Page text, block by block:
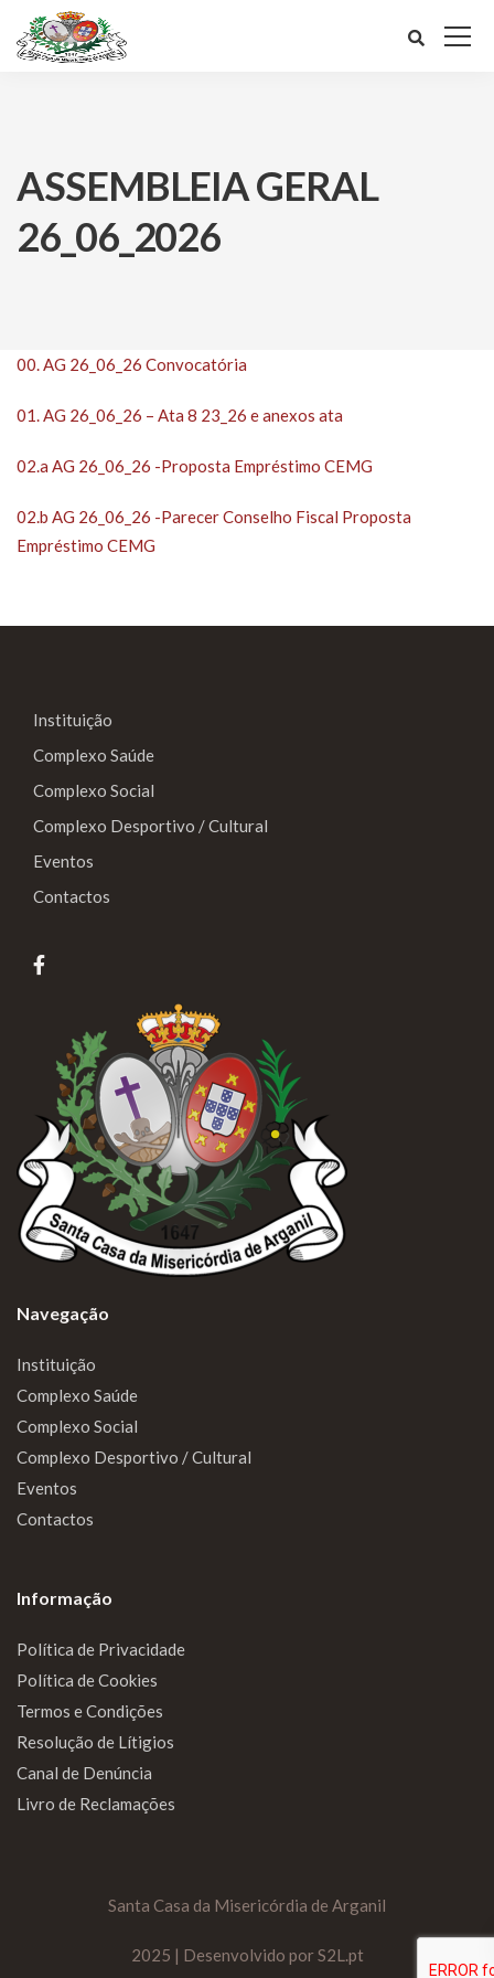
ASSEMBLEIA GERAL
26_06_2026
00. AG 26_06_26 Convocatória
01. AG 26_06_26 – Ata 8 23_26 e anexos ata
02.a AG 26_06_26 -Proposta Empréstimo CEMG
02.b AG 26_06_26 -Parecer Conselho Fiscal Proposta
Empréstimo CEMG
Instituição
Complexo Saúde
Complexo Social
Complexo Desportivo / Cultural
Eventos
Contactos
Navegação
Instituição
Complexo Saúde
Complexo Social
Complexo Desportivo / Cultural
Eventos
Contactos
Informação
Política de Privacidade
Política de Cookies
Termos e Condições
Resolução de Lítigios
Canal de Denúncia
Livro de Reclamações
Santa Casa da Misericórdia de Arganil
2025 | Desenvolvido por S2L.pt